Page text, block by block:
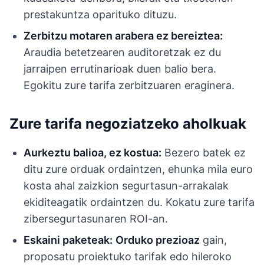
prestakuntza oparituko dituzu.
Zerbitzu motaren arabera ez bereiztea:
Araudia betetzearen auditoretzak ez du
jarraipen errutinarioak duen balio bera.
Egokitu zure tarifa zerbitzuaren eraginera.
Zure tarifa negoziatzeko aholkuak
Aurkeztu balioa, ez kostua: Bezero batek ez
ditu zure orduak ordaintzen, ehunka mila euro
kosta ahal zaizkion segurtasun-arrakalak
ekiditeagatik ordaintzen du. Kokatu zure tarifa
zibersegurtasunaren ROI-an.
Eskaini paketeak: Orduko prezioaz gain,
proposatu proiektuko tarifak edo hileroko